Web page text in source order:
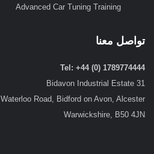
Advanced Car Tuning Training
تواصل معنا
Tel: +44 (0) 1789774444
31 Bidavon Industrial Estate
Waterloo Road, Bidford on Avon, Alcester
Warwickshire, B50 4JN